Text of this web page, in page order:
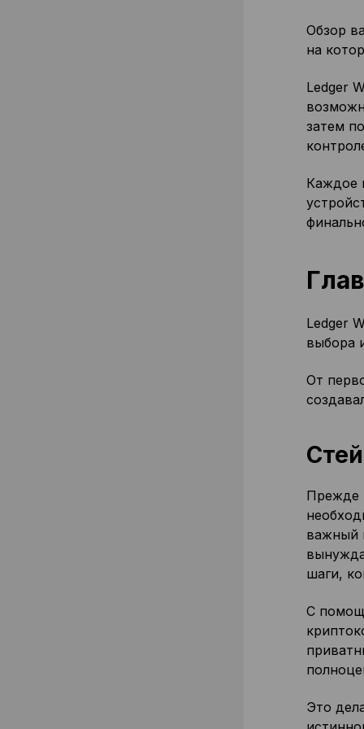
Обзор
на
Ledger
затем
Каждое
Ledger
выбора
От
Прежде
важный
шаги,
С
Это